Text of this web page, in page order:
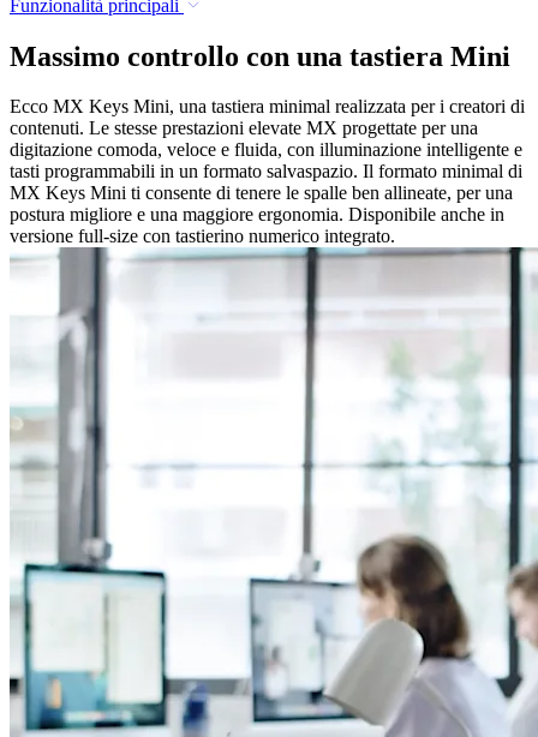
Funzionalità principali
Massimo controllo con una tastiera Mini
Ecco MX Keys Mini, una tastiera minimal realizzata per i creatori di
contenuti. Le stesse prestazioni elevate MX progettate per una
digitazione comoda, veloce e fluida, con illuminazione intelligente e
tasti programmabili in un formato salvaspazio. Il formato minimal di
MX Keys Mini ti consente di tenere le spalle ben allineate, per una
postura migliore e una maggiore ergonomia. Disponibile anche in
versione full-size con tastierino numerico integrato.